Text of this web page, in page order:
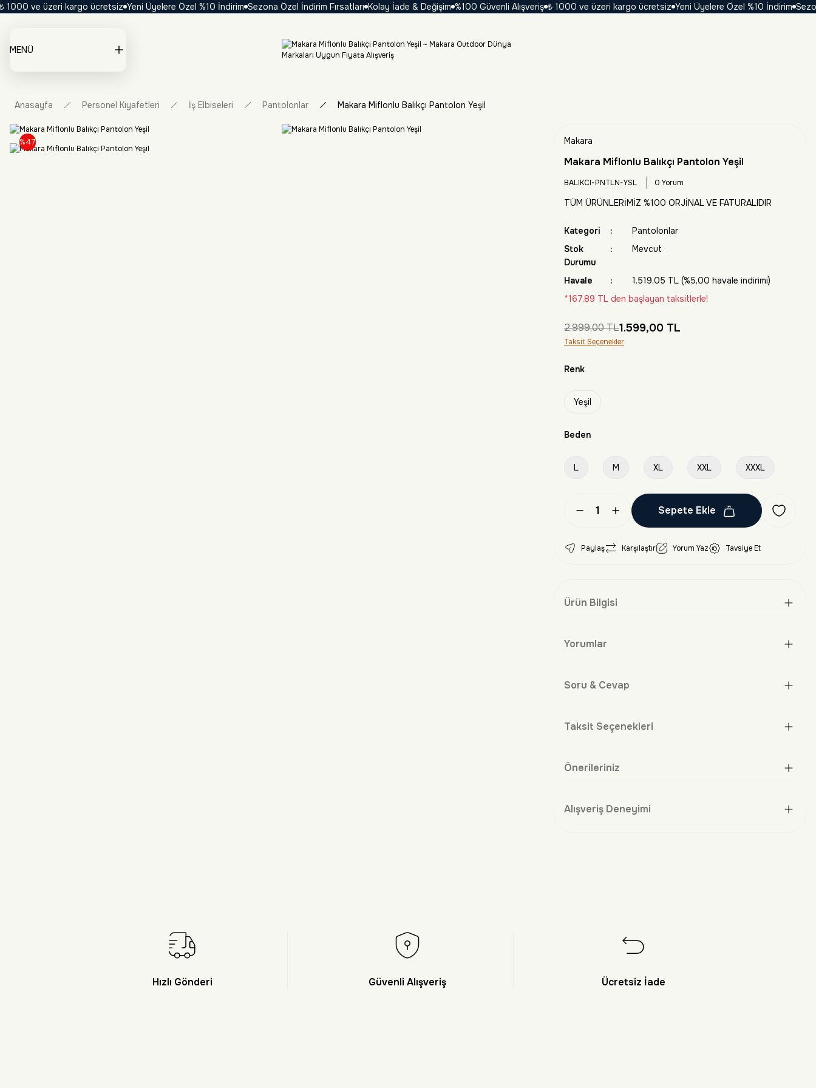
ve üzeri kargo ücretsiz Yeni Üyelere Özel %10 İndirim Sezona Özel İndirim Fırsatları Kolay İade & Değişim %100 Güvenli Alışveriş ₺ 1000 ve üzeri kargo ücretsiz Yeni Üyelere Özel %10 İndirim Sezona
MENÜ
Anasayfa Personel Kıyafetleri İş Elbiseleri Pantolonlar Makara Miflonlu Balıkçı Pantolon Yeşil
%47 Makara
Makara Miflonlu Balıkçı Pantolon Yeşil
BALIKCI-PNTLN-YSL 0 Yorum
TÜM ÜRÜNLERİMİZ %100 ORJİNAL VE FATURALIDIR
Kategori
Pantolonlar
Stok
Durumu
Mevcut
Havale
1.519,05 TL (%5,00 havale indirimi)
*167,89 TL den başlayan taksitlerle!
2.999,00 TL1.599,00 TL
Taksit Seçenekler
Renk
Yeşil
Beden
L M XL XXL XXXL
Sepete Ekle
Paylaş Karşılaştır Yorum Yaz Tavsiye Et
Ürün Bilgisi
Yorumlar
Soru & Cevap
Taksit Seçenekleri
Önerileriniz
Alışveriş Deneyimi
Hızlı Gönderi Güvenli Alışveriş Ücretsiz İade